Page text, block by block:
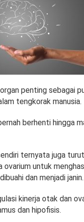
penting sebagai
tengkorak manusia.
berhenti hingga
ternyata juga
ovarium untuk
dan menjadi janin.
kinerja otak dan
dan hipofisis.